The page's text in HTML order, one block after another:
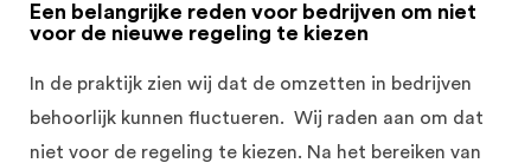
Een belangrijke reden voor bedrijven om niet
voor de nieuwe regeling te kiezen
In de praktijk zien wij dat de omzetten in bedrijven
behoorlijk kunnen fluctueren. Wij raden aan om dat
niet voor de regeling te kiezen. Na het bereiken van